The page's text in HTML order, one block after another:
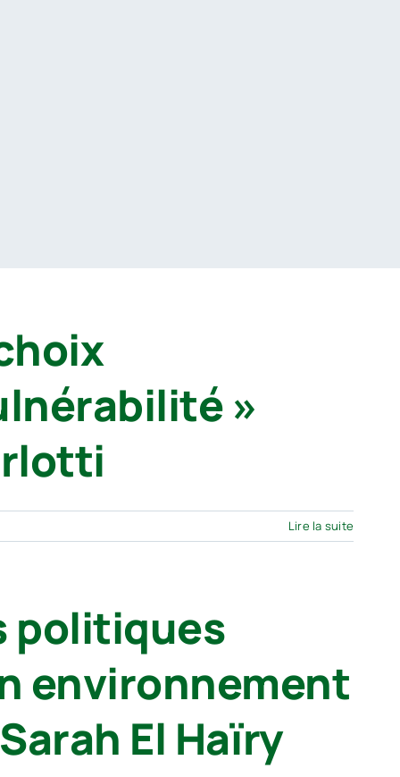
»
Lire la suite
politiques
environnement
El Haïry